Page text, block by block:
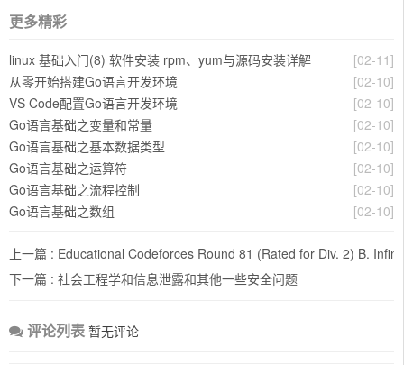
更多精彩
[02-11]
linux 基础入门(8) 软件安装 rpm、yum与源码安装详解
[02-10]
从零开始搭建Go语言开发环境
[02-10]
VS Code配置Go语言开发环境
[02-10]
Go语言基础之变量和常量
[02-10]
Go语言基础之基本数据类型
[02-10]
Go语言基础之运算符
[02-10]
Go语言基础之流程控制
[02-10]
Go语言基础之数组
上一篇 : Educational Codeforces Round 81 (Rated for Div. 2) B.
下一篇 : 社会工程学和信息泄露和其他一些安全问题
评论列表 暂无评论